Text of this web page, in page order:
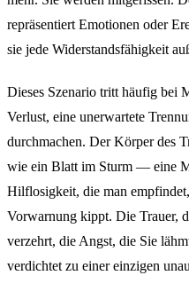
repräsentiert Emotionen oder
sie jede Widerstandsfähigkeit
Dieses Szenario tritt häufig bei
Verlust, eine unerwartete
durchmachen. Der Körper des
wie ein Blatt im Sturm — eine
Hilflosigkeit, die man
Vorwarnung kippt. Die Trauer,
verzehrt, die Angst, die Sie
verdichtet zu einer einzigen